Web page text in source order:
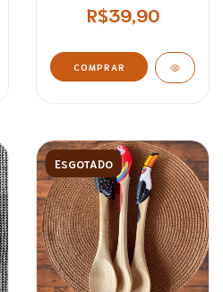
R$39,90
COMPRAR
ESGOTADO